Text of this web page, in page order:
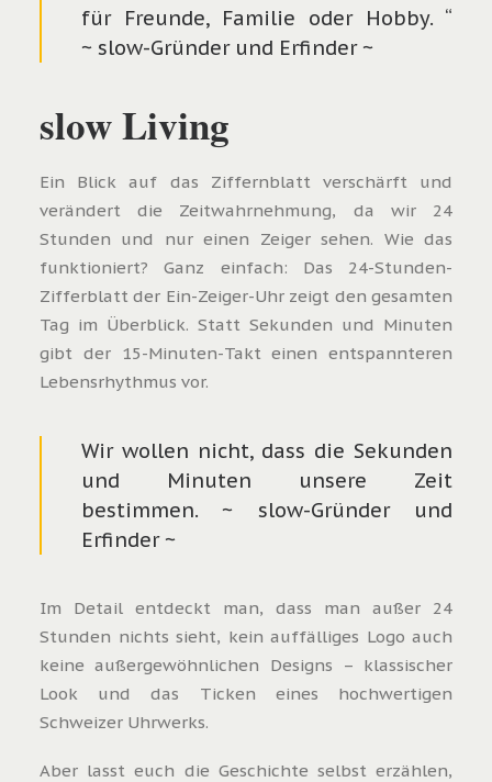
für Freunde, Familie oder Hobby. “
~ slow-Gründer und Erfinder ~
slow Living
Ein Blick auf das Ziffernblatt verschärft und
verändert die Zeitwahrnehmung, da wir 24
Stunden und nur einen Zeiger sehen. Wie das
funktioniert? Ganz einfach: Das 24-Stunden-
Zifferblatt der Ein-Zeiger-Uhr zeigt den gesamten
Tag im Überblick. Statt Sekunden und Minuten
gibt der 15-Minuten-Takt einen entspannteren
Lebensrhythmus vor.
Wir wollen nicht, dass die Sekunden
und Minuten unsere Zeit
bestimmen. ~ slow-Gründer und
Erfinder ~
Im Detail entdeckt man, dass man außer 24
Stunden nichts sieht, kein auffälliges Logo auch
keine außergewöhnlichen Designs – klassischer
Look und das Ticken eines hochwertigen
Schweizer Uhrwerks.
Aber lasst euch die Geschichte selbst erzählen,